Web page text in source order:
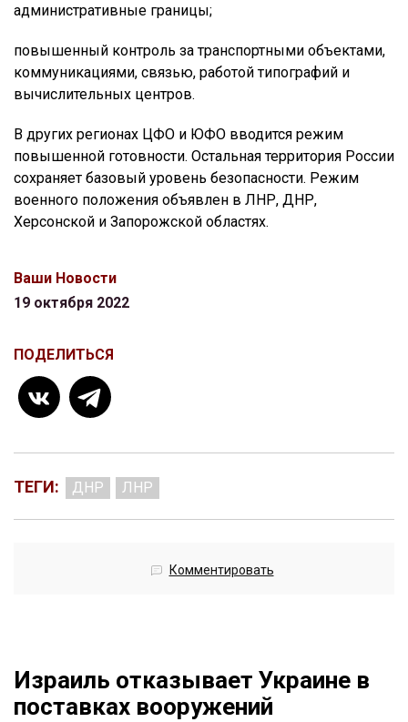
административные границы;
повышенный контроль за транспортными объектами,
коммуникациями, связью, работой типографий и
вычислительных центров.
В других регионах ЦФО и ЮФО вводится режим
повышенной готовности. Остальная территория России
сохраняет базовый уровень безопасности. Режим
военного положения объявлен в ЛНР, ДНР,
Херсонской и Запорожской областях.
Ваши Новости
19 октября 2022
ПОДЕЛИТЬСЯ
ТЕГИ: ДНР ЛНР
Комментировать
Израиль отказывает Украине в
поставках вооружений